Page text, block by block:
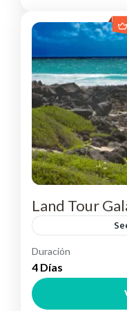
Land Tour
Conoce las islas
Santa Cruz en 4
los principal de
Duración
4 Días